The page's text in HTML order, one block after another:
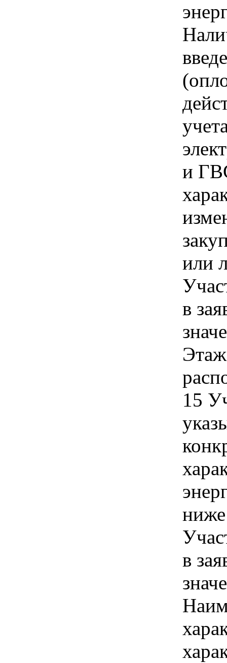
и
или
в
15
в